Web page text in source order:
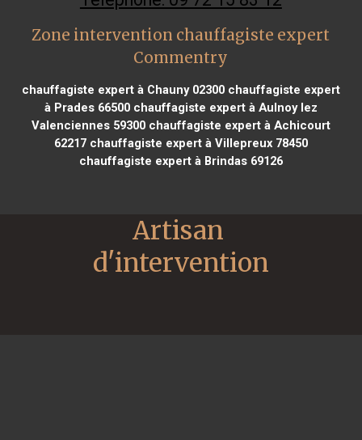
Zone intervention chauffagiste expert
Commentry
chauffagiste expert à Chauny 02300chauffagiste expert
à Prades 66500chauffagiste expert à Aulnoy lez
Valenciennes 59300chauffagiste expert à Achicourt
62217chauffagiste expert à Villepreux 78450
chauffagiste expert à Brindas 69126
Artisan
d'intervention